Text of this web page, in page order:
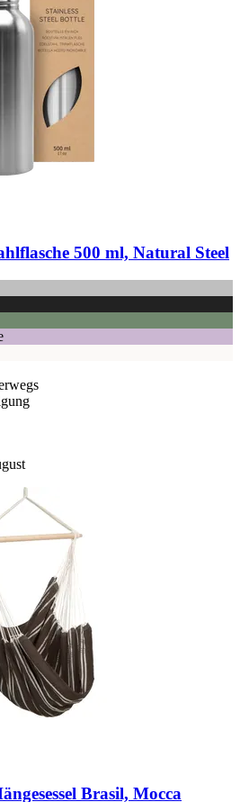
500 ml, Natural Steel
Brasil, Mocca